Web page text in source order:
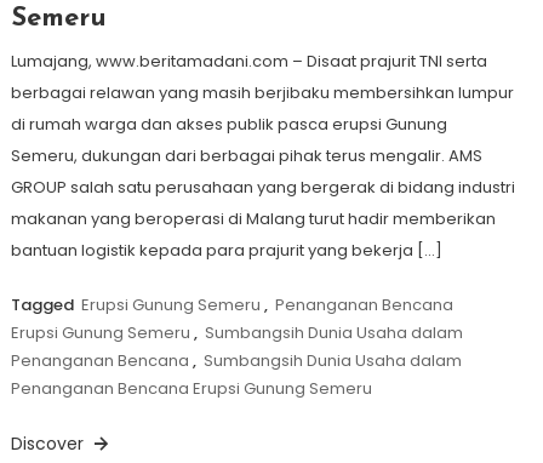
Semeru
Lumajang, www.beritamadani.com – Disaat prajurit TNI serta
berbagai relawan yang masih berjibaku membersihkan lumpur
di rumah warga dan akses publik pasca erupsi Gunung
Semeru, dukungan dari berbagai pihak terus mengalir. AMS
GROUP salah satu perusahaan yang bergerak di bidang industri
makanan yang beroperasi di Malang turut hadir memberikan
bantuan logistik kepada para prajurit yang bekerja […]
Tagged Erupsi Gunung Semeru , Penanganan Bencana
Erupsi Gunung Semeru , Sumbangsih Dunia Usaha dalam
Penanganan Bencana , Sumbangsih Dunia Usaha dalam
Penanganan Bencana Erupsi Gunung Semeru
Discover